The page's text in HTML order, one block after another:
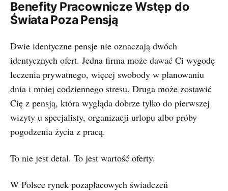
Benefity Pracownicze Wstęp do
Świata Poza Pensją
Dwie identyczne pensje nie oznaczają dwóch
identycznych ofert. Jedna firma może dawać Ci wygodę
leczenia prywatnego, więcej swobody w planowaniu
dnia i mniej codziennego stresu. Druga może zostawić
Cię z pensją, która wygląda dobrze tylko do pierwszej
wizyty u specjalisty, organizacji urlopu albo próby
pogodzenia życia z pracą.
To nie jest detal. To jest wartość oferty.
W Polsce rynek pozapłacowych świadczeń